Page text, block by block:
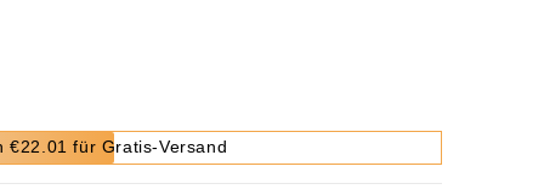
€22.01 für Gratis-Versand